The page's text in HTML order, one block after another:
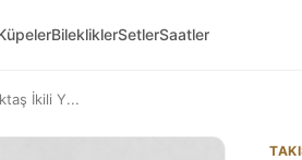
BilekliklerSetlerSaatler
İkili Y...